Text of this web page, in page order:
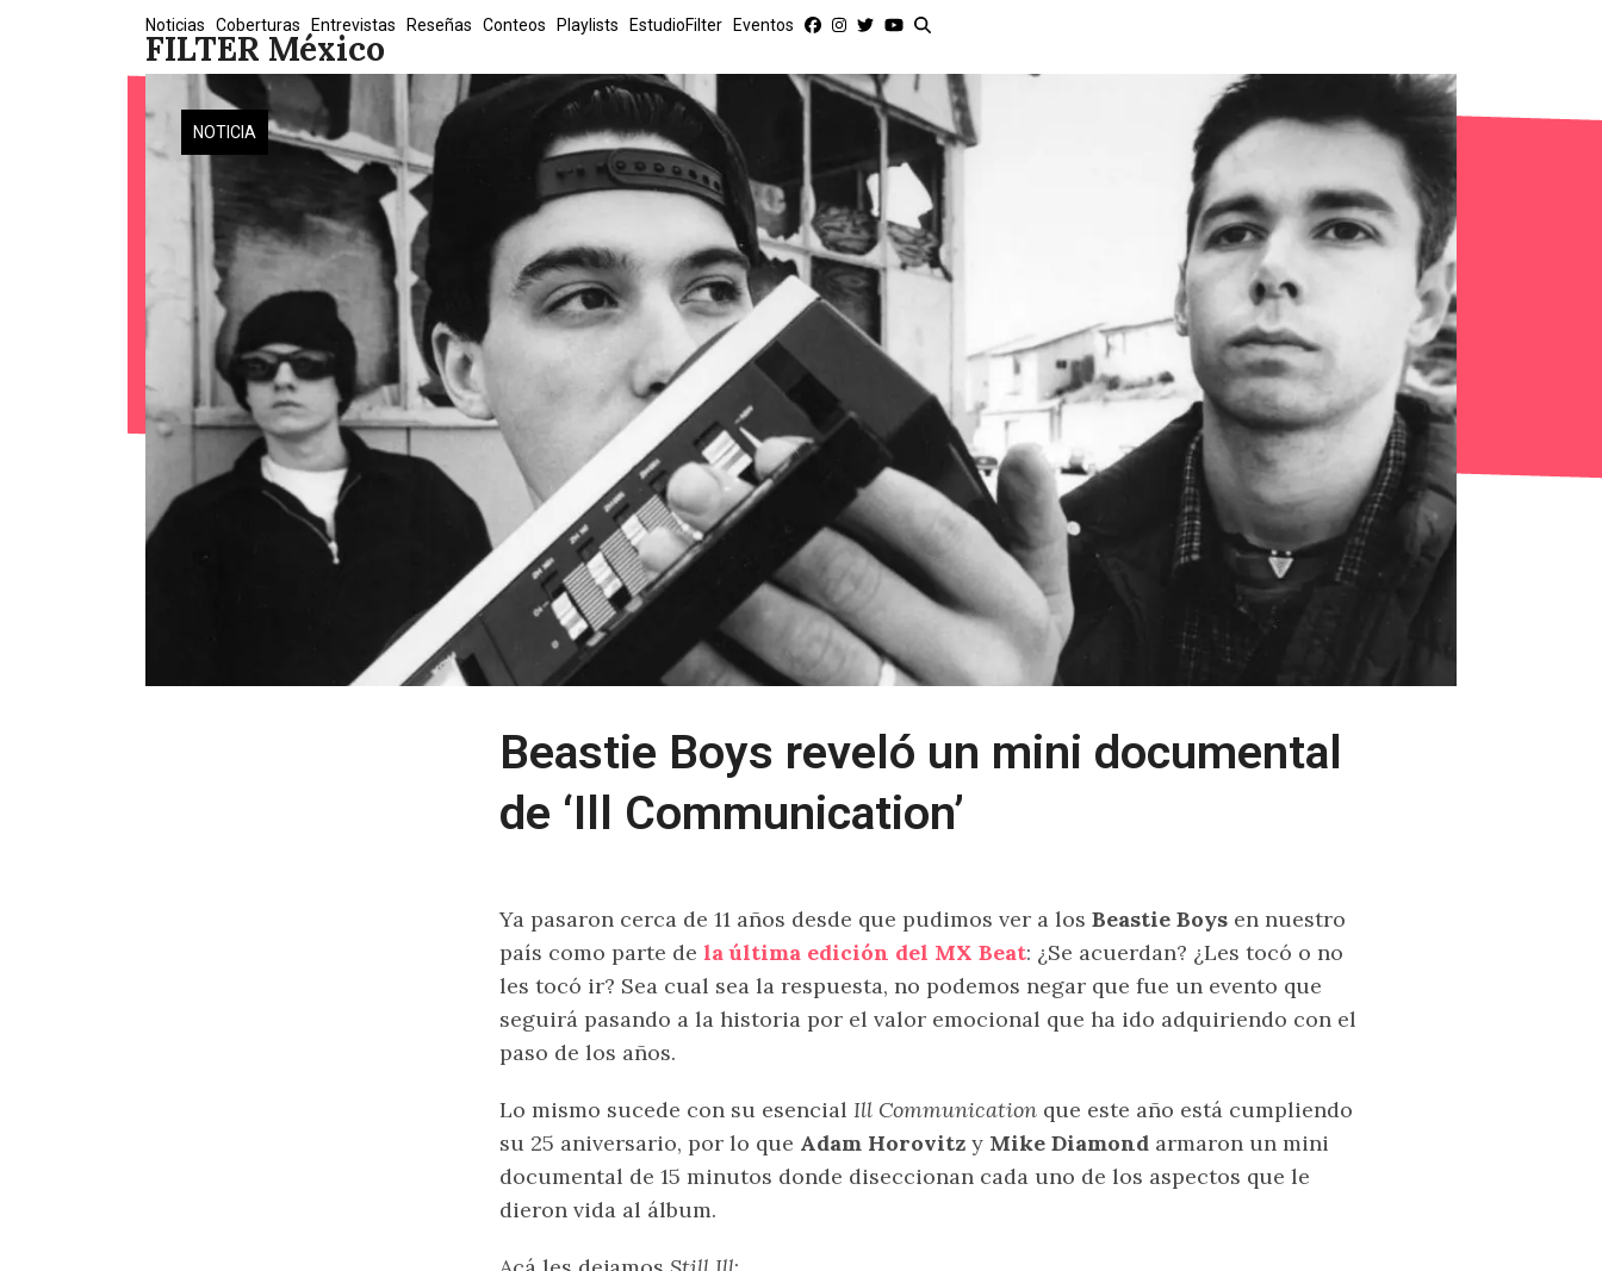
FILTER México
Noticias Coberturas Entrevistas Reseñas Conteos Playlists EstudioFilter Eventos
NOTICIA
Beastie Boys reveló un mini documental
de ‘Ill Communication’
Ya pasaron cerca de 11 años desde que pudimos ver a los Beastie Boys en nuestro
país como parte de la última edición del MX Beat: ¿Se acuerdan? ¿Les tocó o no
les tocó ir? Sea cual sea la respuesta, no podemos negar que fue un evento que
seguirá pasando a la historia por el valor emocional que ha ido adquiriendo con el
paso de los años.
Lo mismo sucede con su esencial Ill Communication que este año está cumpliendo
su 25 aniversario, por lo que Adam Horovitz y Mike Diamond armaron un mini
documental de 15 minutos donde diseccionan cada uno de los aspectos que le
dieron vida al álbum.